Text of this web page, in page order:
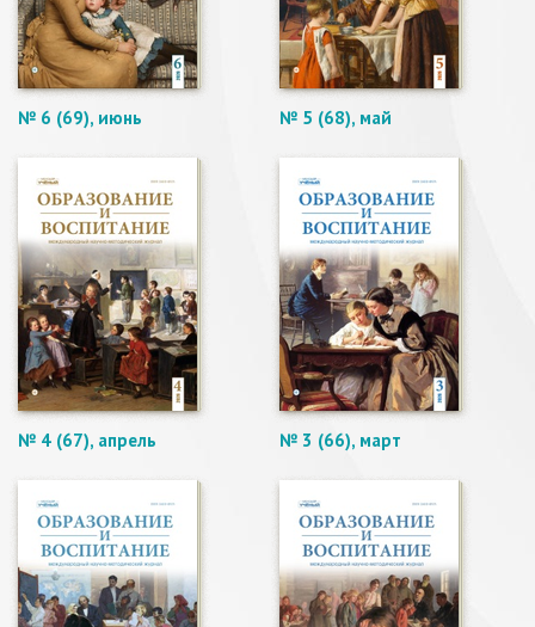
№ 6 (69), июнь № 5 (68), май
№ 4 (67), апрель № 3 (66), март